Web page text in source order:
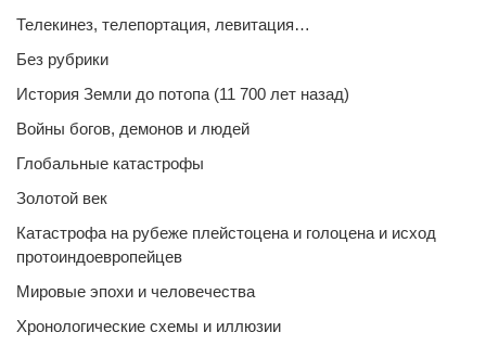
Телекинез, телепортация, левитация…
Без рубрики
История Земли до потопа (11 700 лет назад)
Войны богов, демонов и людей
Глобальные катастрофы
Золотой век
Катастрофа на рубеже плейстоцена и голоцена и исход
протоиндоевропейцев
Мировые эпохи и человечества
Хронологические схемы и иллюзии